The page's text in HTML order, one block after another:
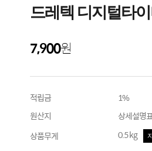
드레텍 디지털타
7,900원
적립금
1%
원산지
상세설명
상품무게
0.5 kg